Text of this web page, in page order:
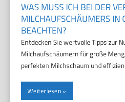
WAS MUSS ICH BEI DER
MILCHAUFSCHÄUMERS IN
EACHTEN?
Entdecken Sie wertvolle Tipps zur
Milchaufschäumern für große
perfekten Milchschaum und
Weiterlesen